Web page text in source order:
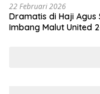
22 Februari 2026
Dramatis di Haji Agus
Imbang Malut United